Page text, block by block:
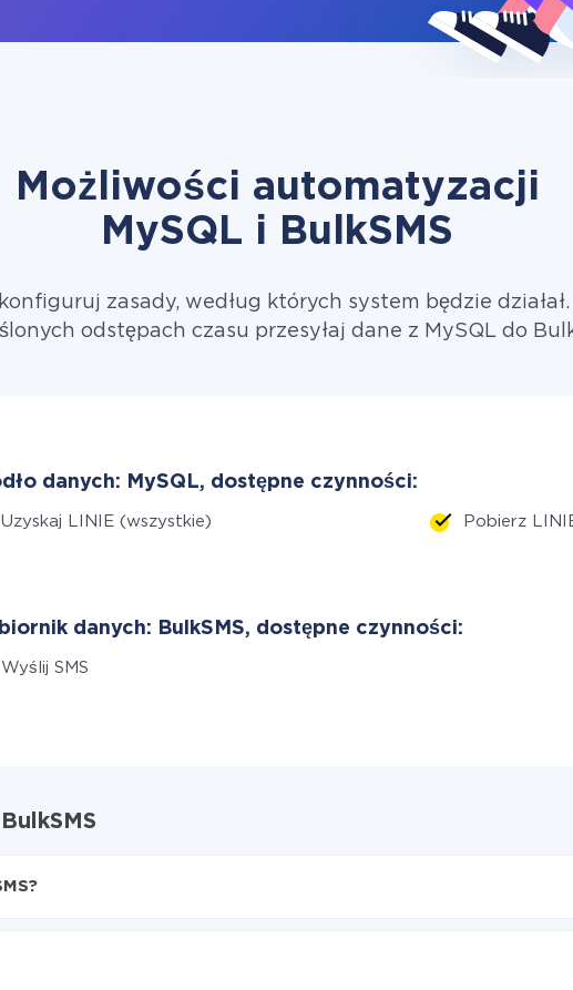
Możliwości automatyzacji
MySQL i BulkSMS
zasady, według których system będzie działał.
odstępach czasu przesyłaj dane z MySQL do
danych: MySQL, dostępne czynności:
Uzyskaj LINIE (wszystkie) Pobierz
danych: BulkSMS, dostępne czynności:
Wyślij SMS